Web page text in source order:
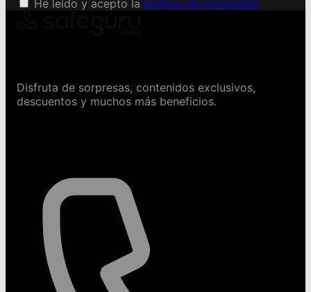
He leído y acepto la política de privacidad
Disfruta de sorpresas, contenidos exclusivos,
descuentos y muchos más beneficios.